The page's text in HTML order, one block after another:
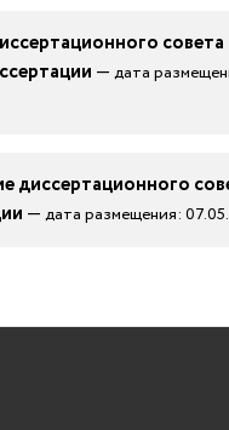
совета
— дата
диссертационного
— дата размещения: